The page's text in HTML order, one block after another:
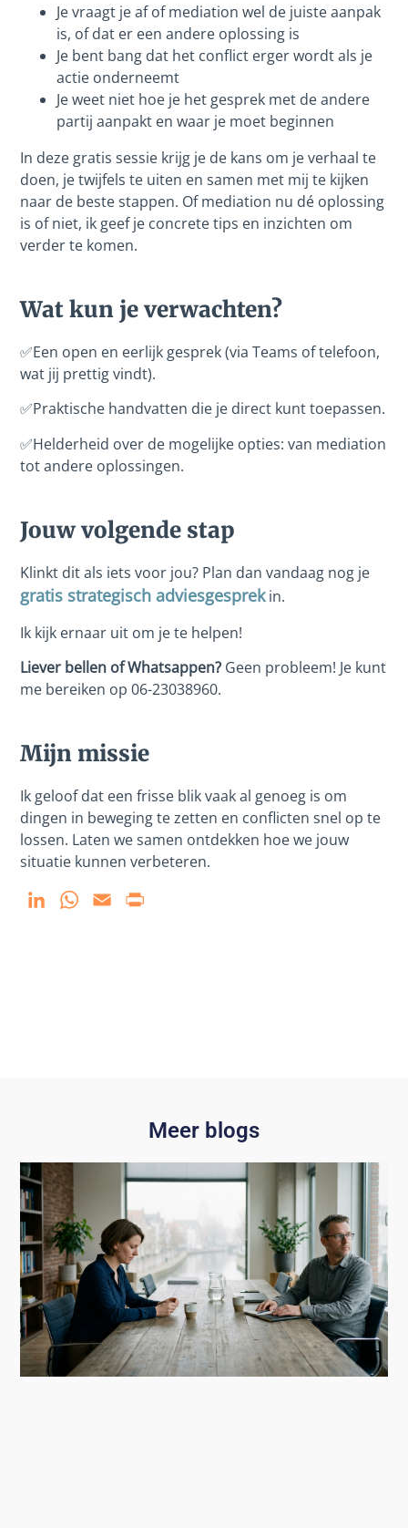
Je vraagt je af of mediation wel de juiste aanpak
is, of dat er een andere oplossing is
Je bent bang dat het conflict erger wordt als je
actie onderneemt
Je weet niet hoe je het gesprek met de andere
partij aanpakt en waar je moet beginnen
In deze gratis sessie krijg je de kans om je verhaal te
doen, je twijfels te uiten en samen met mij te kijken
naar de beste stappen. Of mediation nu dé oplossing
is of niet, ik geef je concrete tips en inzichten om
verder te komen.
Wat kun je verwachten?
✅Een open en eerlijk gesprek (via Teams of telefoon,
wat jij prettig vindt).
✅Praktische handvatten die je direct kunt toepassen.
✅Helderheid over de mogelijke opties: van mediation
tot andere oplossingen.
Jouw volgende stap
Klinkt dit als iets voor jou? Plan dan vandaag nog je
gratis strategisch adviesgesprekin.
Ik kijk ernaar uit om je te helpen!
Liever bellen of Whatsappen? Geen probleem! Je kunt
me bereiken op 06-23038960.
Mijn missie
Ik geloof dat een frisse blik vaak al genoeg is om
dingen in beweging te zetten en conflicten snel op te
lossen. Laten we samen ontdekken hoe we jouw
situatie kunnen verbeteren.
LinkedInWhatsApp
Email
Meer blogs